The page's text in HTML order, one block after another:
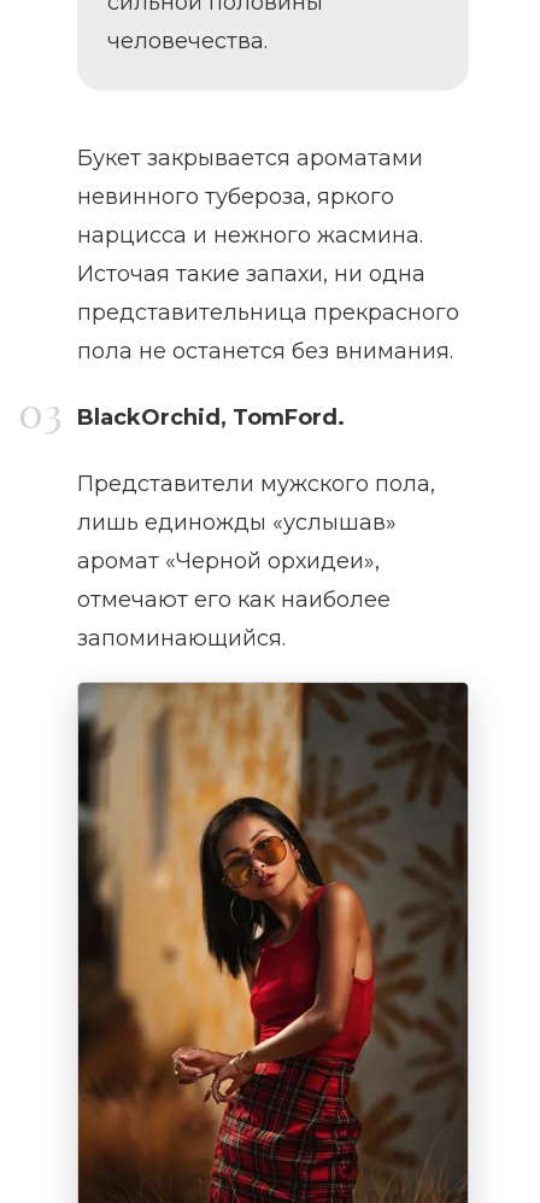
человечества.
Букет закрывается ароматами
невинного тубероза, яркого
нарцисса и нежного жасмина.
Источая такие запахи, ни одна
представительница прекрасного
пола не останется без внимания.
BlackOrchid, TomFord.
Представители мужского пола,
лишь единожды «услышав»
аромат «Черной орхидеи»,
отмечают его как наиболее
запоминающийся.